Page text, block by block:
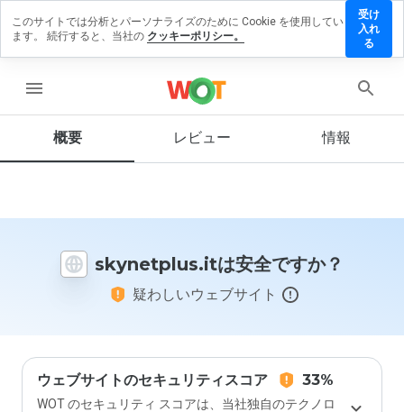
menu
概要 レビュー 情報
skynetplus.itは安全ですか？
疑わしいウェブサイト
ウェブサイトのセキュリティスコア 33%
WOT のセキュリティ スコアは、当社独自のテクノロ
ビュー
す
この
イト
価し
ます
か？
このサイトでは分析とパーソナライズのために Cookie を使用してい
ます。 続行すると、当社の クッキーポリシー。
受け
入れ
る